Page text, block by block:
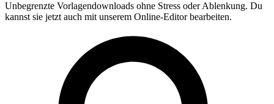
Unbegrenzte Vorlagendownloads ohne Stress oder Ablenkung. Du
kannst sie jetzt auch mit unserem Online-Editor bearbeiten.